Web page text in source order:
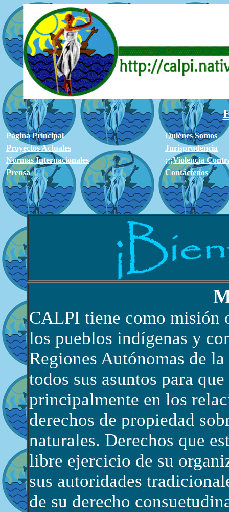
Página Principal
Quiénes Somos
Proyectos Actuales
Jurisprudencia
Normas Internacionales
¡¡¡Violencia
Prensa
Contáctenos
CALPI tiene como misión
los pueblos indígenas y
Regiones Autónomas de
todos sus asuntos para
principalmente en los
derechos de propiedad
naturales. Derechos que
libre ejercicio de su
sus autoridades
de su derecho